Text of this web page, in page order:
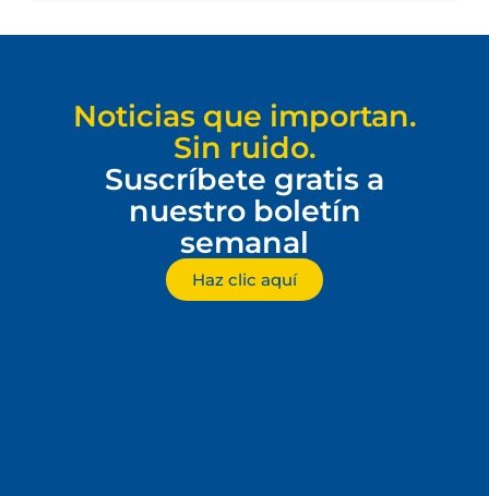
Noticias que importan.
Sin ruido.
Suscríbete gratis a
nuestro boletín
semanal
Haz clic aquí